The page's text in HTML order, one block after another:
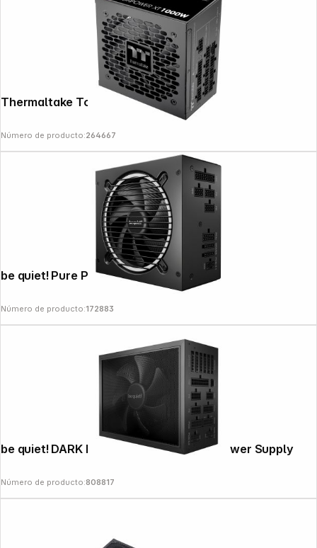
Thermaltake Toughpower XT 1000W
Número de producto:264667
be quiet! Pure Power 13 M 650W
Número de producto:172883
be quiet! DARK POWER PRO 13 1300W Power Supply
Número de producto:808817